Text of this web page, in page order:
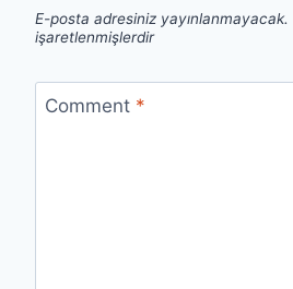
E-posta adresiniz yayınlanmayacak.
işaretlenmişlerdir
Comment *